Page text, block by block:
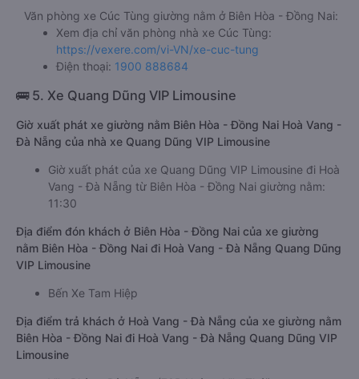
Văn phòng xe Cúc Tùng giường nằm ở Biên Hòa - Đồng Nai:
Xem địa chỉ văn phòng nhà xe Cúc Tùng:
https://vexere.com/vi-VN/xe-cuc-tung
Điện thoại: 1900 888684
🚌 5. Xe Quang Dũng VIP Limousine
Giờ xuất phát xe giường nằm Biên Hòa - Đồng Nai Hoà Vang -
Đà Nẵng của nhà xe Quang Dũng VIP Limousine
Giờ xuất phát của xe Quang Dũng VIP Limousine đi Hoà
Vang - Đà Nẵng từ Biên Hòa - Đồng Nai giường nằm:
11:30
Địa điểm đón khách ở Biên Hòa - Đồng Nai của xe giường
nằm Biên Hòa - Đồng Nai đi Hoà Vang - Đà Nẵng Quang Dũng
VIP Limousine
Bến Xe Tam Hiệp
Địa điểm trả khách ở Hoà Vang - Đà Nẵng của xe giường nằm
Biên Hòa - Đồng Nai đi Hoà Vang - Đà Nẵng Quang Dũng VIP
Limousine